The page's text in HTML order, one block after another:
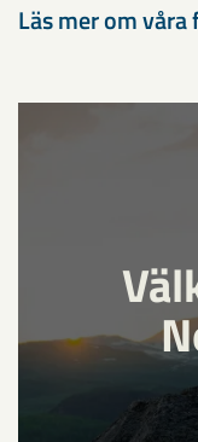
Läs mer om